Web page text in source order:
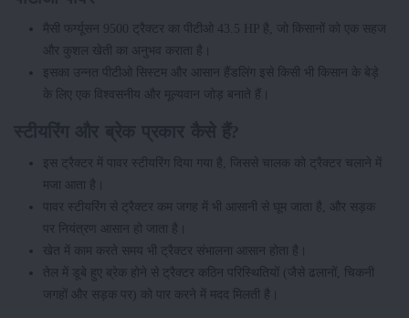
मैसी फर्ग्यूसन 9500 ट्रैक्टर का पीटीओ 43.5 HP है, जो किसानों को एक सहज
और कुशल खेती का अनुभव कराता है।
इसका उन्नत पीटीओ सिस्टम और आसान हैंडलिंग इसे किसी भी किसान के बेड़े
के लिए एक विश्वसनीय और मूल्यवान जोड़ बनाते हैं।
इस ट्रैक्टर में पावर स्टीयरिंग दिया गया है, जिससे चालक को ट्रैक्टर चलाने में
मजा आता है।
पावर स्टीयरिंग से ट्रैक्टर कम जगह में भी आसानी से घूम जाता है, और सड़क
पर नियंत्रण आसान हो जाता है।
खेत में काम करते समय भी ट्रैक्टर संभालना आसान होता है।
तेल में डूबे हुए ब्रेक होने से ट्रैक्टर कठिन परिस्थितियों (जैसे ढलानों, चिकनी
जगहों और सड़क पर) को पार करने में मदद मिलती है।